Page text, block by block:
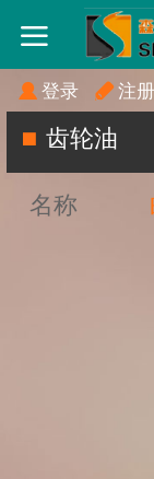
登录 注册
齿轮油
名称